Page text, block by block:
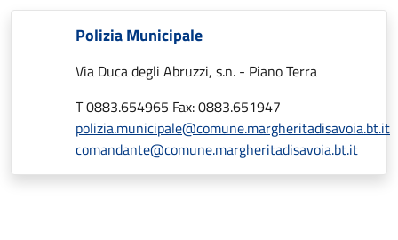
Polizia Municipale
Via Duca degli Abruzzi, s.n. - Piano Terra
T 0883.654965 Fax: 0883.651947
polizia.municipale@comune.margheritadisavoia.bt.it
comandante@comune.margheritadisavoia.bt.it